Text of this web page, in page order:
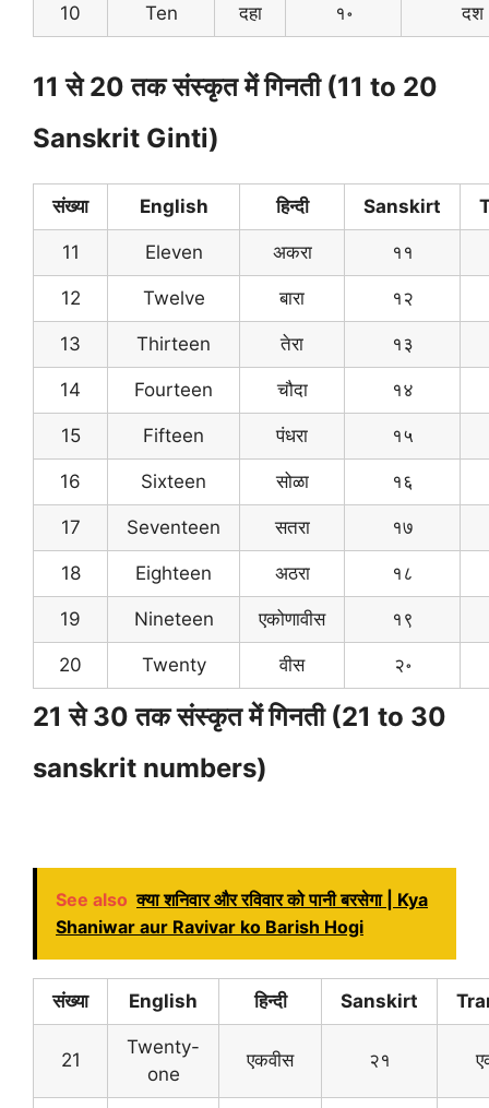
10 Ten दहा १॰ दश
11 से 20 तक संस्कृत में गिनती (11 to 20
Sanskrit Ginti)
संख्या English हिन्दी Sanskirt
11 Eleven अकरा ११
12 Twelve बारा १२
13 Thirteen तेरा १३
14 Fourteen चौदा १४
15 Fifteen पंधरा १५
16 Sixteen सोळा १६
17 Seventeen सतरा १७
18 Eighteen अठरा १८
19 Nineteen एकोणावीस १९
20 Twenty वीस २॰
21 से 30 तक संस्कृत में गिनती (21 to 30
sanskrit numbers)
See also क्या शनिवार और रविवार को पानी बरसेगा | Kya
Shaniwar aur Ravivar ko Barish Hogi
संख्या English हिन्दी Sanskirt
21
Twenty-
one
एकवीस २१